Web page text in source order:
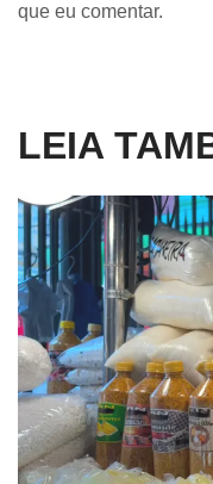
que eu comentar.
LEIA